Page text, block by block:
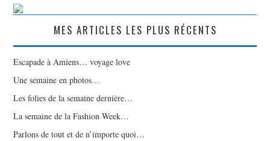
MES ARTICLES LES PLUS RÉCENTS
Escapade à Amiens… voyage love
Une semaine en photos…
Les folies de la semaine dernière…
La semaine de la Fashion Week…
Parlons de tout et de n’importe quoi…